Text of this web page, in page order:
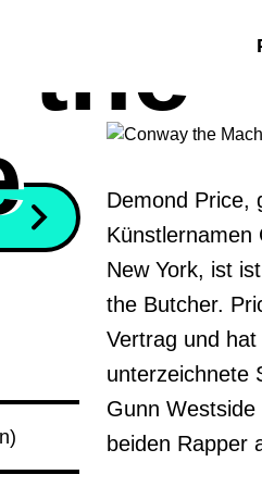
the
Demond Price,
Künstlernamen
New York, ist
the Butcher.
Vertrag und
unterzeichnete
Gunn
beiden Rapper